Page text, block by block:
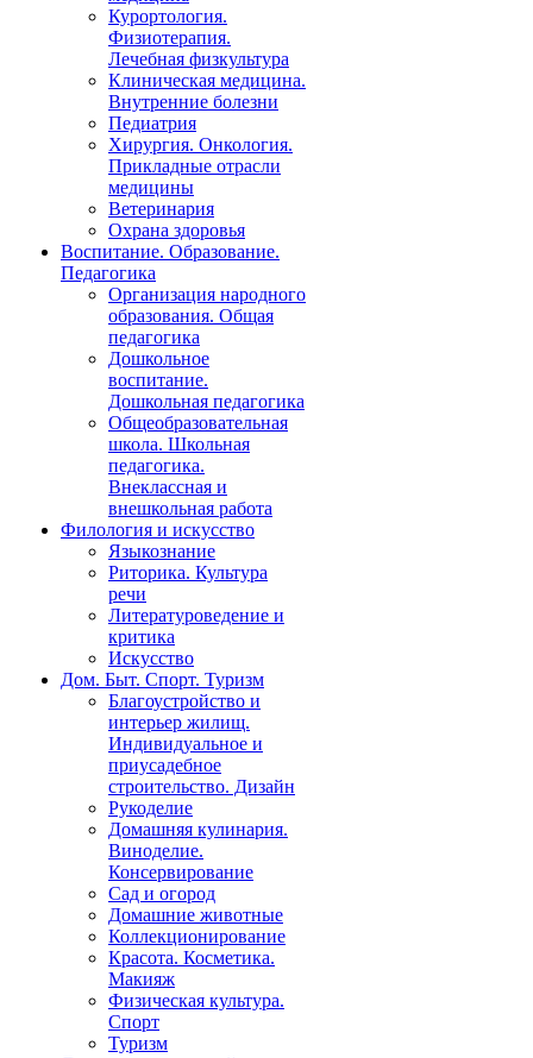
Курортология.
Физиотерапия.
Лечебная физкультура
Клиническая медицина.
Внутренние болезни
Педиатрия
Хирургия. Онкология.
Прикладные отрасли
медицины
Ветеринария
Охрана здоровья
Воспитание. Образование.
Педагогика
Организация народного
образования. Общая
педагогика
Дошкольное
воспитание.
Дошкольная педагогика
Общеобразовательная
школа. Школьная
педагогика.
Внеклассная и
внешкольная работа
Филология и искусство
Языкознание
Риторика. Культура
речи
Литературоведение и
критика
Искусство
Дом. Быт. Спорт. Туризм
Благоустройство и
интерьер жилищ.
Индивидуальное и
приусадебное
строительство. Дизайн
Рукоделие
Домашняя кулинария.
Виноделие.
Консервирование
Сад и огород
Домашние животные
Коллекционирование
Красота. Косметика.
Макияж
Физическая культура.
Спорт
Туризм